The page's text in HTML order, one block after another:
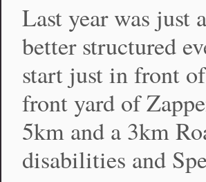
Last year was just
better structured
start just in front
front yard of
5km and a 3km
disabilities and